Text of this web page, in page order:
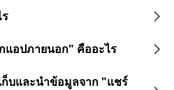
แอปภายนอก" คืออะไร
ก็บและนำข้อมูลจาก "แชร์